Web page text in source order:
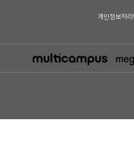
개인정보처리